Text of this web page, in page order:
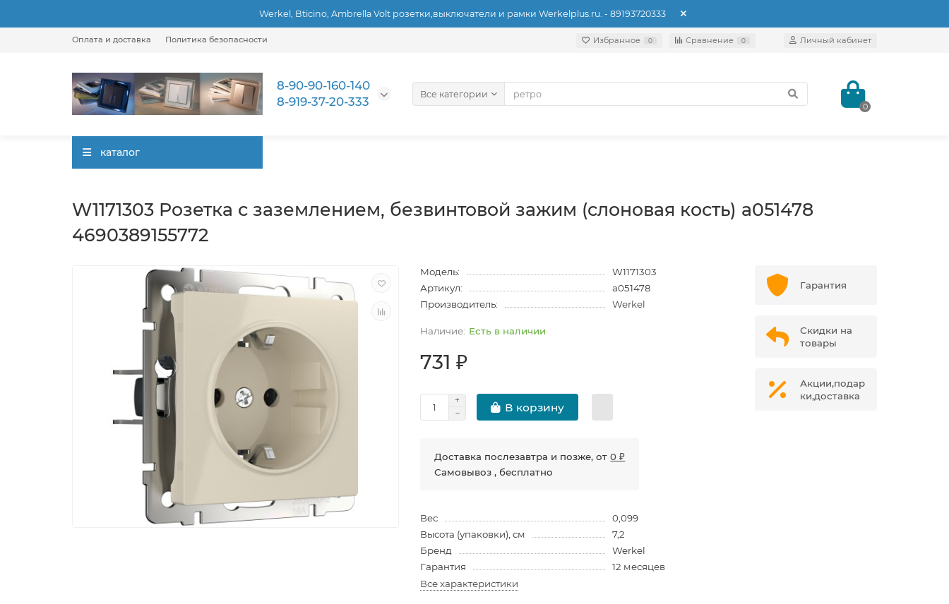
Werkel, Bticino, Ambrella Volt розетки,выключатели и рамки Werkelplus.ru. - 89193720333
Оплата и доставка Политика безопасности Избранное 0 Сравнение 0 Личный кабинет
Все категории
8-90-90-160-140
8-919-37-20-333
0
каталог
W1171303 Розетка с заземлением, безвинтовой зажим (слоновая кость) a051478
4690389155772
Модель:
W1171303
Артикул:
a051478
Производитель:
Werkel
Есть в наличии
731 ₽
В корзину
Доставка послезавтра и позже, от0 ₽
Самовывоз , бесплатно
Вес
0,099
Высота (упаковки), см
7,2
Бренд
Werkel
Гарантия
12 месяцев
Все характеристики
Гарантия
Скидки на
товары
Акции,подар
ки,доставка